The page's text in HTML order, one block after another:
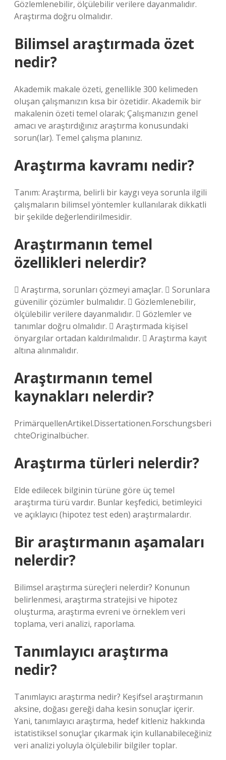
Gözlemlenebilir, ölçülebilir verilere dayanmalıdır.
Araştırma doğru olmalıdır.
Bilimsel araştırmada özet
nedir?
Akademik makale özeti, genellikle 300 kelimeden
oluşan çalışmanızın kısa bir özetidir. Akademik bir
makalenin özeti temel olarak; Çalışmanızın genel
amacı ve araştırdığınız araştırma konusundaki
sorun(lar). Temel çalışma planınız.
Araştırma kavramı nedir?
Tanım: Araştırma, belirli bir kaygı veya sorunla ilgili
çalışmaların bilimsel yöntemler kullanılarak dikkatli
bir şekilde değerlendirilmesidir.
Araştırmanın temel
özellikleri nelerdir?
 Araştırma, sorunları çözmeyi amaçlar.  Sorunlara
güvenilir çözümler bulmalıdır.  Gözlemlenebilir,
ölçülebilir verilere dayanmalıdır.  Gözlemler ve
tanımlar doğru olmalıdır.  Araştırmada kişisel
önyargılar ortadan kaldırılmalıdır.  Araştırma kayıt
altına alınmalıdır.
Araştırmanın temel
kaynakları nelerdir?
PrimärquellenArtikel.Dissertationen.Forschungsberi
chteOriginalbücher.
Araştırma türleri nelerdir?
Elde edilecek bilginin türüne göre üç temel
araştırma türü vardır. Bunlar keşfedici, betimleyici
ve açıklayıcı (hipotez test eden) araştırmalardır.
Bir araştırmanın aşamaları
nelerdir?
Bilimsel araştırma süreçleri nelerdir? Konunun
belirlenmesi, araştırma stratejisi ve hipotez
oluşturma, araştırma evreni ve örneklem veri
toplama, veri analizi, raporlama.
Tanımlayıcı araştırma
nedir?
Tanımlayıcı araştırma nedir? Keşifsel araştırmanın
aksine, doğası gereği daha kesin sonuçlar içerir.
Yani, tanımlayıcı araştırma, hedef kitleniz hakkında
istatistiksel sonuçlar çıkarmak için kullanabileceğiniz
veri analizi yoluyla ölçülebilir bilgiler toplar.